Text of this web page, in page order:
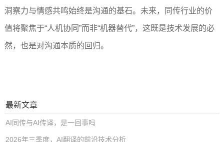
洞察力与情感共鸣始终是沟通的基石。未来，同传行业的价
值将聚焦于“人机协同”而非“机器替代”，这既是技术发展的必
然，也是对沟通本质的回归。
最新文章
AI同传与AI传译，是一回事吗
2026年三季度，AI翻译的前沿技术分析